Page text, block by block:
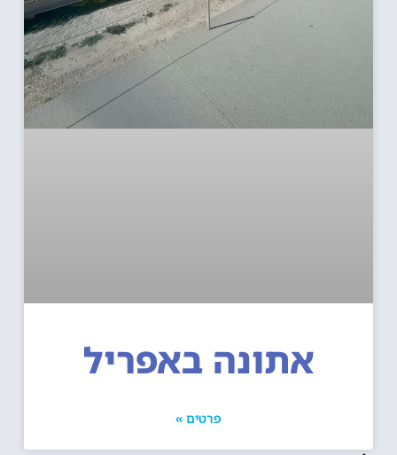
אתונה באפריל